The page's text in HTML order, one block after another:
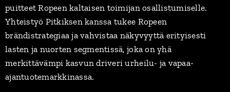
puitteet Ropeen kaltaisen toimijan osallistumiselle.
Yhteistyö Pitkiksen kanssa tukee Ropeen
brändistrategiaa ja vahvistaa näkyvyyttä erityisesti
lasten ja nuorten segmentissä, joka on yhä
merkittävämpi kasvun driveri urheilu- ja vapaa-
ajantuotemarkkinassa.